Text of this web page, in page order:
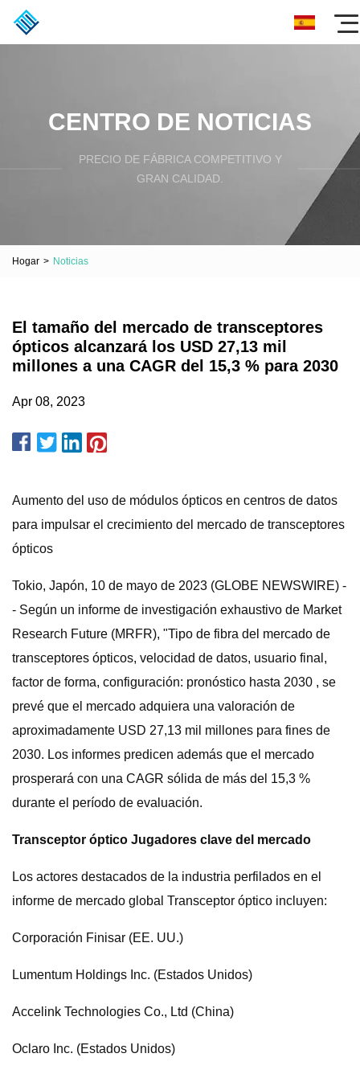
CENTRO DE NOTICIAS
PRECIO DE FÁBRICA COMPETITIVO Y
GRAN CALIDAD.
Hogar > Noticias
El tamaño del mercado de transceptores
ópticos alcanzará los USD 27,13 mil
millones a una CAGR del 15,3 % para 2030
Apr 08, 2023
Aumento del uso de módulos ópticos en centros de datos
para impulsar el crecimiento del mercado de transceptores
ópticos
Tokio, Japón, 10 de mayo de 2023 (GLOBE NEWSWIRE) -
- Según un informe de investigación exhaustivo de Market
Research Future (MRFR), "Tipo de fibra del mercado de
transceptores ópticos, velocidad de datos, usuario final,
factor de forma, configuración: pronóstico hasta 2030 , se
prevé que el mercado adquiera una valoración de
aproximadamente USD 27,13 mil millones para fines de
2030. Los informes predicen además que el mercado
prosperará con una CAGR sólida de más del 15,3 %
durante el período de evaluación.
Transceptor óptico Jugadores clave del mercado
Los actores destacados de la industria perfilados en el
informe de mercado global Transceptor óptico incluyen:
Corporación Finisar (EE. UU.)
Lumentum Holdings Inc. (Estados Unidos)
Accelink Technologies Co., Ltd (China)
Oclaro Inc. (Estados Unidos)